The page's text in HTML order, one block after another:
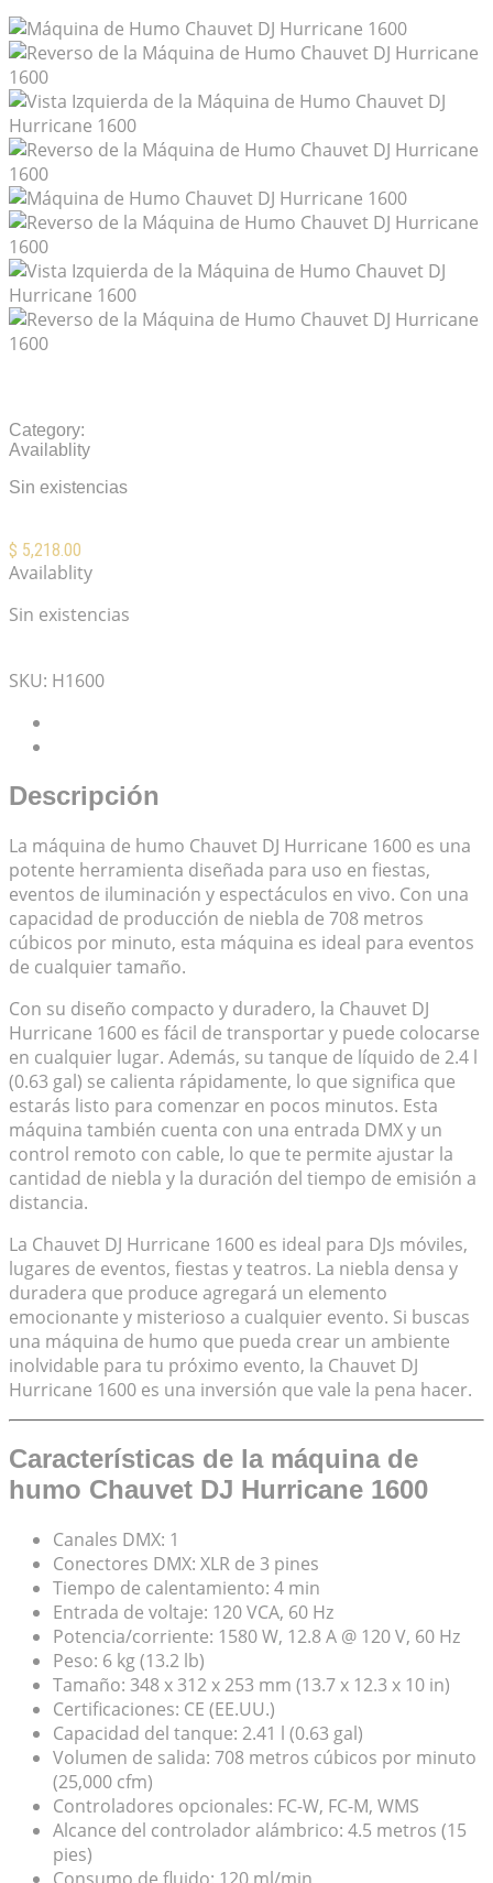
Category:
Availablity
Sin existencias
$ 5,218.00
Availablity
Sin existencias
SKU: H1600
Descripción
La máquina de humo Chauvet DJ Hurricane 1600 es una
potente herramienta diseñada para uso en fiestas,
eventos de iluminación y espectáculos en vivo. Con una
capacidad de producción de niebla de 708 metros
cúbicos por minuto, esta máquina es ideal para eventos
de cualquier tamaño.
Con su diseño compacto y duradero, la Chauvet DJ
Hurricane 1600 es fácil de transportar y puede colocarse
en cualquier lugar. Además, su tanque de líquido de 2.4 l
(0.63 gal) se calienta rápidamente, lo que significa que
estarás listo para comenzar en pocos minutos. Esta
máquina también cuenta con una entrada DMX y un
control remoto con cable, lo que te permite ajustar la
cantidad de niebla y la duración del tiempo de emisión a
distancia.
La Chauvet DJ Hurricane 1600 es ideal para DJs móviles,
lugares de eventos, fiestas y teatros. La niebla densa y
duradera que produce agregará un elemento
emocionante y misterioso a cualquier evento. Si buscas
una máquina de humo que pueda crear un ambiente
inolvidable para tu próximo evento, la Chauvet DJ
Hurricane 1600 es una inversión que vale la pena hacer.
Características de la máquina de
humo Chauvet DJ Hurricane 1600
Canales DMX: 1
Conectores DMX: XLR de 3 pines
Tiempo de calentamiento: 4 min
Entrada de voltaje: 120 VCA, 60 Hz
Potencia/corriente: 1580 W, 12.8 A @ 120 V, 60 Hz
Peso: 6 kg (13.2 lb)
Tamaño: 348 x 312 x 253 mm (13.7 x 12.3 x 10 in)
Certificaciones: CE (EE.UU.)
Capacidad del tanque: 2.41 l (0.63 gal)
Volumen de salida: 708 metros cúbicos por minuto
(25,000 cfm)
Controladores opcionales: FC-W, FC-M, WMS
Alcance del controlador alámbrico: 4.5 metros (15
pies)